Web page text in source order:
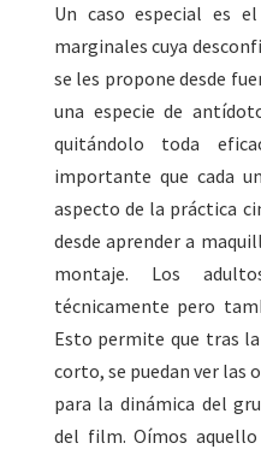
Un caso especial es
marginales cuya
se les propone desde
una especie de
quitándolo toda
importante que cada
aspecto de la práctica
desde aprender a
montaje. Los
técnicamente pero
Esto permite que tras
corto, se puedan ver las
para la dinámica del
del film. Oímos